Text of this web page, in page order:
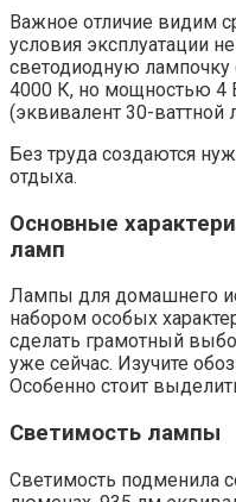
Важное отличие видим
условия эксплуатации
светодиодную лампочку
4000 К, но мощностью 4
(эквивалент 30-ваттной
Без труда создаются
отдыха.
Основные
ламп
Лампы для домашнего
набором особых
сделать грамотный
уже сейчас. Изучите
Особенно стоит
Светимость лампы
Светимость подменила